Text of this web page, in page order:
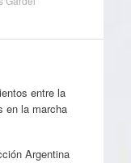
entre la
en la marcha
Argentina